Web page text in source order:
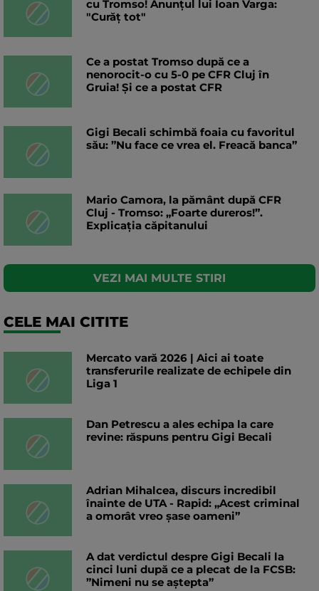
cu Tromso! Anunțul lui Ioan Varga:
"Curăț tot"
Ce a postat Tromso după ce a
nenorocit-o cu 5-0 pe CFR Cluj în
Gruia! Și ce a postat CFR
Gigi Becali schimbă foaia cu favoritul
său: ”Nu face ce vrea el. Freacă banca”
Mario Camora, la pământ după CFR
Cluj - Tromso: „Foarte dureros!”.
Explicația căpitanului
VEZI MAI MULTE STIRI
CELE MAI CITITE
Mercato vară 2026 | Aici ai toate
transferurile realizate de echipele din
Liga 1
Dan Petrescu a ales echipa la care
revine: răspuns pentru Gigi Becali
Adrian Mihalcea, discurs incredibil
înainte de UTA - Rapid: „Acest criminal
a omorât vreo șase oameni”
A dat verdictul despre Gigi Becali la
cinci luni după ce a plecat de la FCSB:
”Nimeni nu se aștepta”